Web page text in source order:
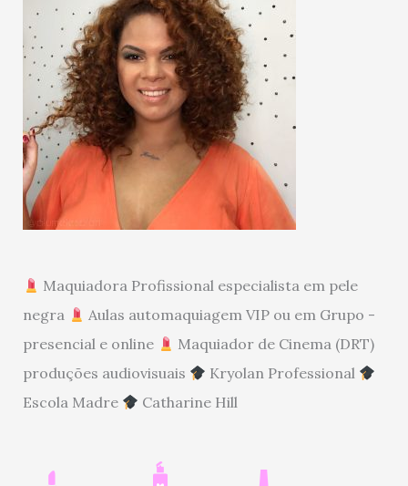
Maquiadora Profissional especialista em pele
negra
Aulas automaquiagem VIP ou em Grupo -
presencial e online
Maquiador de Cinema (DRT)
produções audiovisuais
Kryolan Professional
Escola Madre
Catharine Hill